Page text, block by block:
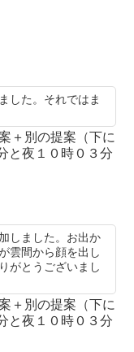
した。それではま
＋別の提案（下に
夜１０時０３分
しました。お出か
雲間から顔を出し
がとうございまし
＋別の提案（下に
夜１０時０３分